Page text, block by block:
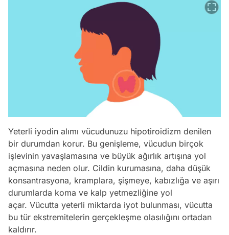
Yeterli iyodin alımı vücudunuzu hipotiroidizm denilen
bir durumdan korur. Bu genişleme, vücudun birçok
işlevinin yavaşlamasına ve büyük ağırlık artışına yol
açmasına neden olur. Cildin kurumasına, daha düşük
konsantrasyona, kramplara, şişmeye, kabızlığa ve aşırı
durumlarda koma ve kalp yetmezliğine yol
açar. Vücutta yeterli miktarda iyot bulunması, vücutta
bu tür ekstremitelerin gerçekleşme olasılığını ortadan
kaldırır.